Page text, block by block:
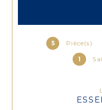
5 Pièce(s)
1
Deux chambres
terrasse
de 3 m² jouxtent
manger ainsi
Double vitrage,
plafonds